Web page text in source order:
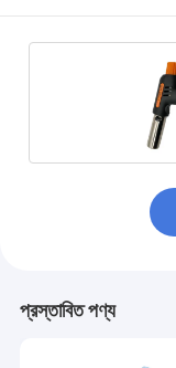
প্রস্তাবিত পণ্য